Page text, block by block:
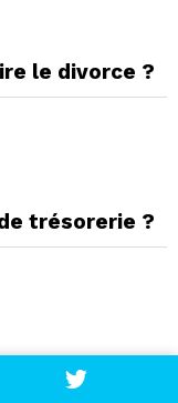
le divorce ?
trésorerie ?